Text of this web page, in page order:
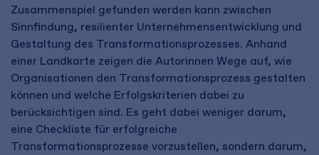
Zusammenspiel gefunden werden kann zwischen
Sinnfindung, resilienter Unternehmensentwicklung und
Gestaltung des Transformationsprozesses. Anhand
einer Landkarte zeigen die Autorinnen Wege auf, wie
Organisationen den Transformationsprozess gestalten
können und welche Erfolgskriterien dabei zu
berücksichtigen sind. Es geht dabei weniger darum,
eine Checkliste für erfolgreiche
Transformationsprozesse vorzustellen, sondern darum,